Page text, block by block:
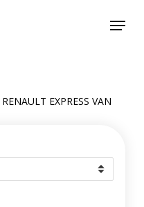
Menu
RENAULT EXPRESS VAN